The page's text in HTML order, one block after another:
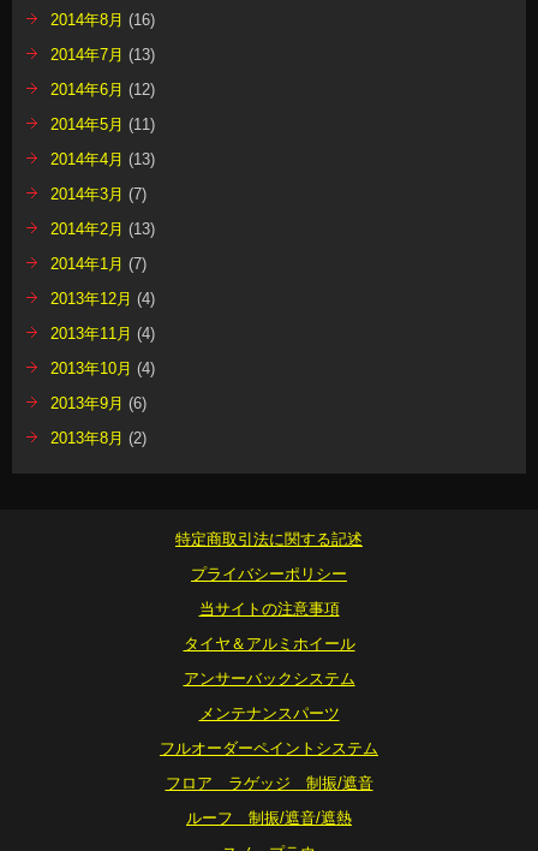
2014年8月 (16)
2014年7月 (13)
2014年6月 (12)
2014年5月 (11)
2014年4月 (13)
2014年3月 (7)
2014年2月 (13)
2014年1月 (7)
2013年12月 (4)
2013年11月 (4)
2013年10月 (4)
2013年9月 (6)
2013年8月 (2)
特定商取引法に関する記述
プライバシーポリシー
当サイトの注意事項
タイヤ＆アルミホイール
アンサーバックシステム
メンテナンスパーツ
フルオーダーペイントシステム
フロア ラゲッジ 制振/遮音
ルーフ 制振/遮音/遮熱